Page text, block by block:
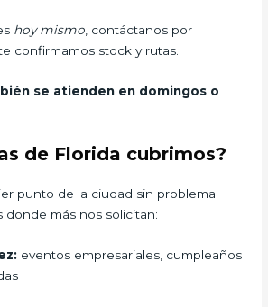
hoy mismo, contáctanos por
confirmamos stock y rutas.
se atienden en domingos o
de Florida cubrimos?
punto de la ciudad sin problema.
donde más nos solicitan:
eventos empresariales, cumpleaños